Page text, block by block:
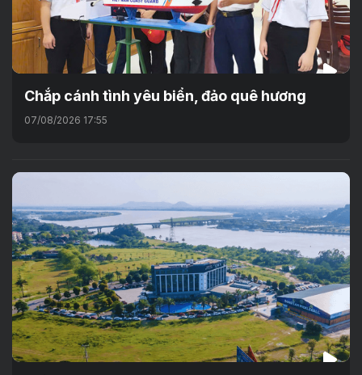
Chắp cánh tình yêu biển, đảo quê hương
07/08/2026 17:55